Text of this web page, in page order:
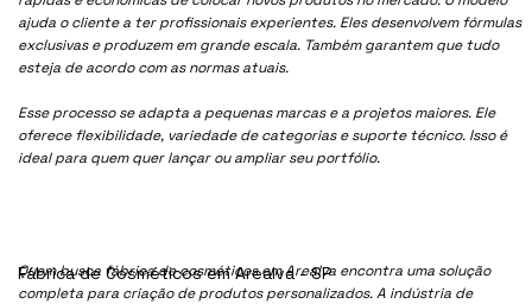
ajuda o cliente a ter profissionais experientes. Eles desenvolvem fórmulas
exclusivas e produzem em grande escala. Também garantem que tudo
esteja de acordo com as normas atuais.
Esse processo se adapta a pequenas marcas e a projetos maiores. Ele
oferece flexibilidade, variedade de categorias e suporte técnico. Isso é
ideal para quem quer lançar ou ampliar seu portfólio.
Quem busca fábrica de cosméticos em Arealva encontra uma solução
completa para criação de produtos personalizados. A indústria de
Fábrica de Cosméticos em Arealva - SP